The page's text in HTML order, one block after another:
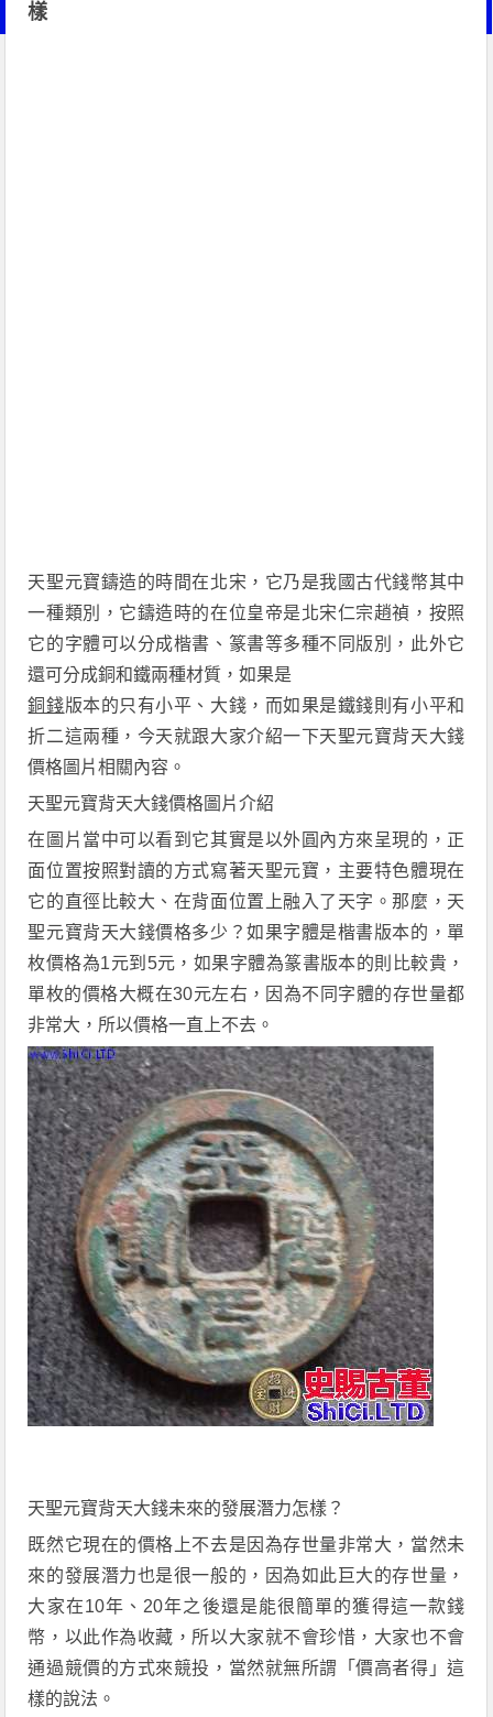
樣
天聖元寶鑄造的時間在北宋 ， 它乃是我國古代錢幣其中
一種類別， 它鑄造時的在位皇帝是北宋仁宗趙禎，按照
它的字體可以分成楷書 、 篆書等多種不同版別， 此外它
還可分成銅和鐵兩種材質，如果是
銅錢版本的只有小平 、大錢，而如果是鐵錢則 有小平和
折二這兩種，今天就跟大家介紹一下天聖元寶背天大錢
價格圖片相關內容。
天聖元寶背天大錢價格圖片介紹
在圖片當中可以看到它其實是以外圓內方來呈現的 ， 正
面位置按照對讀的方式寫著天聖元寶，主要特色體現在
它的直徑比較大 、 在背面位置上融入了天字 。那麼 ， 天
聖元寶背天大錢價格多少？如果字體是楷書版本的 ， 單
枚價格為1元到 5元，如果字體為篆書版本的則比較貴，
單枚的價格大概在30元左右，因為不同字體的存世量都
非常大，所以價格一直上不去。
天聖元寶背天大錢未來的發展潛力怎樣？
既然它現在的價格上不去是 因為存世量非常大，當然未
來的發展潛力也是很一般的，因為如此巨大的存世量，
大家在10年、 20年之後還是能很簡單的獲得這一款錢
幣，以此作為收藏，所以大家就不會珍惜，大家也不會
通過競價的方式來競投，當然就無所謂「價高者得」這
樣的說法。